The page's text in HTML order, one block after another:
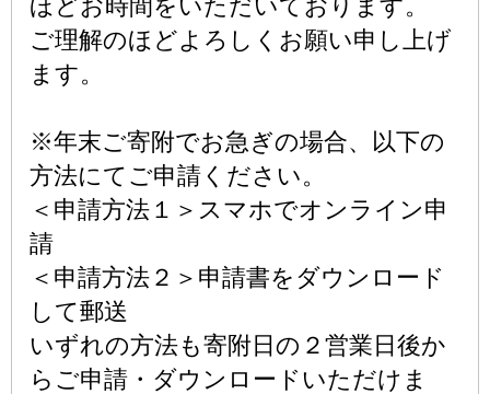
ほどお時間をいただいております。
ご理解のほどよろしくお願い申し上げ
ます。
※年末ご寄附でお急ぎの場合、以下の
方法にてご申請ください。
＜申請方法１＞スマホでオンライン申
請
＜申請方法２＞申請書をダウンロード
して郵送
いずれの方法も寄附日の２営業日後か
らご申請・ダウンロードいただけま